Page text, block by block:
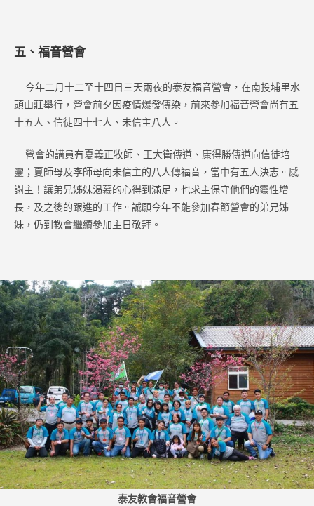
五、福音營會
今年二月十二至十四日三天兩夜的泰友福音營會，在南投埔里水
頭山莊舉行，營會前夕因疫情爆發傳染，前來參加福音營會尚有五
十五人、信徒四十七人、未信主八人。
營會的講員有夏義正牧師、王大衛傳道、康得勝傳道向信徒培
靈；夏師母及李師母向未信主的八人傳福音，當中有五人決志。感
謝主！讓弟兄姊妹渴慕的心得到滿足，也求主保守他們的靈性增
長，及之後的跟進的工作。誠願今年不能參加春節營會的弟兄姊
妹，仍到教會繼續參加主日敬拜。
泰友教會福音營會